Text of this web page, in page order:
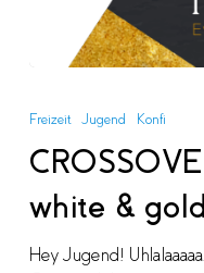
black
white
gold
Freizeit Jugend Konfi
white &
Hey Jugend!